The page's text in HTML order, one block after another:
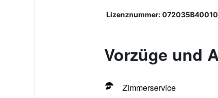
Lizenznummer:
Vorzüge und
Zimmerservice